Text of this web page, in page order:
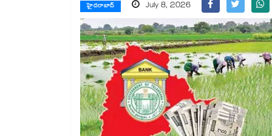
హైదరాబాద్ July 8, 2026